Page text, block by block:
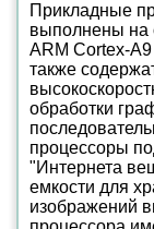
Прикладные
выполнены на
ARM Cortex-A9
также
обработки
процессоры
"Интернета
емкости для
изображений